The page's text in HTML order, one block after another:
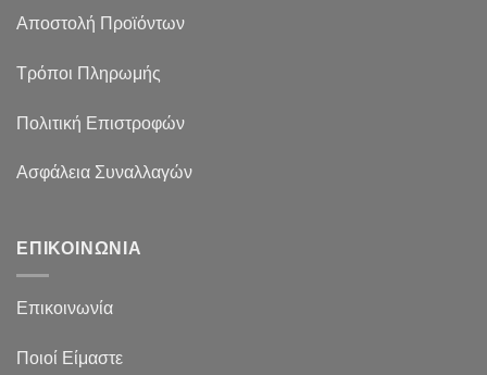
Αποστολή Προϊόντων
Τρόποι Πληρωμής
Πολιτική Επιστροφών
Ασφάλεια Συναλλαγών
ΕΠΙΚΟΙΝΩΝΙΑ
Επικοινωνία
Ποιοί Είμαστε